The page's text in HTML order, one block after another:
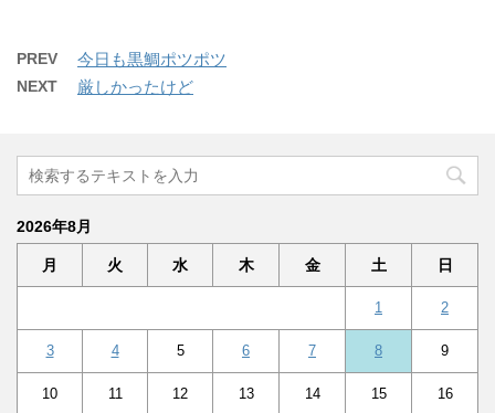
PREV 今日も黒鯛ポツポツ
NEXT 厳しかったけど
2026年8月
月 火 水 木 金 土 日
1 2
3 4 5 6 7 8 9
10 11 12 13 14 15 16